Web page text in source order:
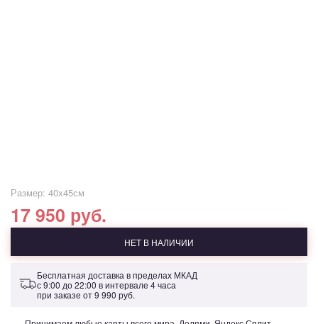
Размер: 40х45см
17 950 руб.
НЕТ В НАЛИЧИИ
Бесплатная доставка в пределах МКАД
с 9:00 до 22:00 в интервале 4 часа
при заказе от9 990 руб.